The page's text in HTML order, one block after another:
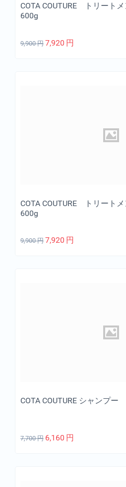
COTA COUTURE トリート
600g
9,900 円 7,920 円
COTA COUTURE トリート
600g
9,900 円 7,920 円
COTA COUTURE シャンプ
7,700 円 6,160 円